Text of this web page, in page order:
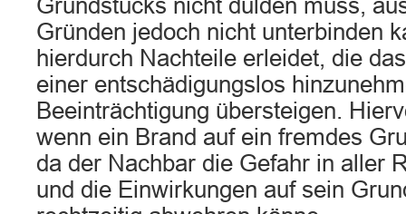
Grundstücks nicht dulden muss,
Gründen jedoch nicht unterbinden
hierdurch Nachteile erleidet, die
einer entschädigungslos
Beeinträchtigung übersteigen.
wenn ein Brand auf ein fremdes
da der Nachbar die Gefahr in aller
und die Einwirkungen auf sein